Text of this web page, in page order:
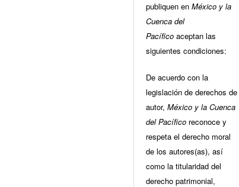
publiquen en México y la
Cuenca del
Pacífico aceptan las
siguientes condiciones:
De acuerdo con la
legislación de derechos de
autor, México y la Cuenca
del Pacífico reconoce y
respeta el derecho moral
de los autores(as), así
como la titularidad del
derecho patrimonial,